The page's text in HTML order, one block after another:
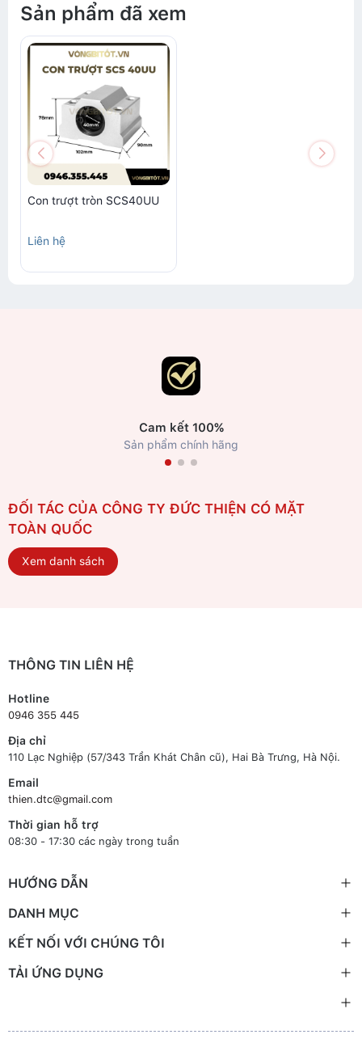
Sản phẩm đã xem
Con trượt tròn SCS40UU
Liên hệ
Cam kết 100%
Sản phẩm chính hãng
ĐỐI TÁC CỦA CÔNG TY ĐỨC THIỆN CÓ MẶT
TOÀN QUỐC
Xem danh sách
THÔNG TIN LIÊN HỆ
Hotline
0946 355 445
Địa chỉ
110 Lạc Nghiệp (57/343 Trần Khát Chân cũ), Hai Bà Trưng, Hà Nội.
Email
thien.dtc@gmail.com
Thời gian hỗ trợ
08:30 - 17:30 các ngày trong tuần
HƯỚNG DẪN
DANH MỤC
KẾT NỐI VỚI CHÚNG TÔI
TẢI ỨNG DỤNG